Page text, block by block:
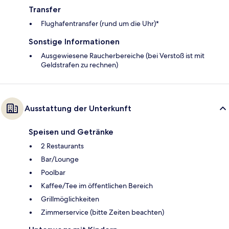
Transfer
Flughafentransfer (rund um die Uhr)*
Sonstige Informationen
Ausgewiesene Raucherbereiche (bei Verstoß ist mit
Geldstrafen zu rechnen)
Ausstattung der Unterkunft
Speisen und Getränke
2 Restaurants
Bar/Lounge
Poolbar
Kaffee/Tee im öffentlichen Bereich
Grillmöglichkeiten
Zimmerservice (bitte Zeiten beachten)